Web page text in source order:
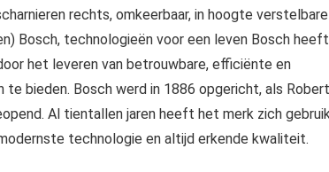
rechts, omkeerbaar, in hoogte verstelbare
Bosch, technologieën voor een leven Bosch heeft
het leveren van betrouwbare, efficiënte en
bieden. Bosch werd in 1886 opgericht, als Robert
Al tientallen jaren heeft het merk zich
technologie en altijd erkende kwaliteit.